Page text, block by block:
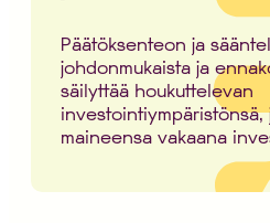
Päätöksenteon ja
johdonmukaista ja
säilyttää houkuttelevan
investointiympäristönsä,
maineensa vakaana